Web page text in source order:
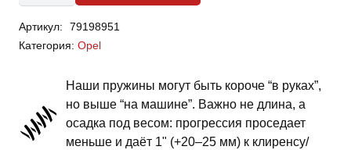
Vivaro
B
пружины
передней
подвески
Артикул:
79198951
Категория: Opel
Наши пружины могут быть короче “в руках”,
но выше “на машине”. Важно не длина, а
осадка под весом: прогрессия проседает
меньше и даёт 1" (+20–25 мм) к клиренсу/